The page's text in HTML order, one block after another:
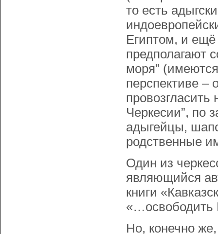
то есть
Египтом, и
предполагают
моря”
перспективе –
провозгласить
Черкесии”, по
адыгейцы,
родственные
Один из
являющийся
книги
«…освободить
Но, конечно